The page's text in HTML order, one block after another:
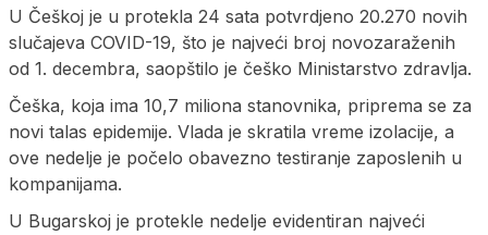
U Češkoj je u protekla 24 sata potvrdjeno 20.270 novih
slučajeva COVID-19, što je najveći broj novozaraženih
od 1. decembra, saopštilo je češko Ministarstvo zdravlja.
Češka, koja ima 10,7 miliona stanovnika, priprema se za
novi talas epidemije. Vlada je skratila vreme izolacije, a
ove nedelje je počelo obavezno testiranje zaposlenih u
kompanijama.
U Bugarskoj je protekle nedelje evidentiran najveći